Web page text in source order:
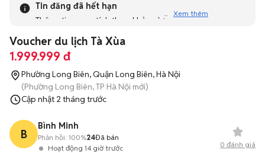
Tin đăng đã hết hạn
Thông tin mang tính tham khảo và bạn không thể liên hệ
tương tự khác dưới đây nhé!
Xem thêm
Voucher du lịch Tà Xùa
1.999.999 đ
Phường Long Biên, Quận Long Biên, Hà Nội
(Phường Long Biên, TP Hà Nội mới)
Cập nhật 2 tháng trước
B
Bình Minh
Hoạt động 14 giờ trước
Phản hồi: 100%24Đã bán
0 đánh giá